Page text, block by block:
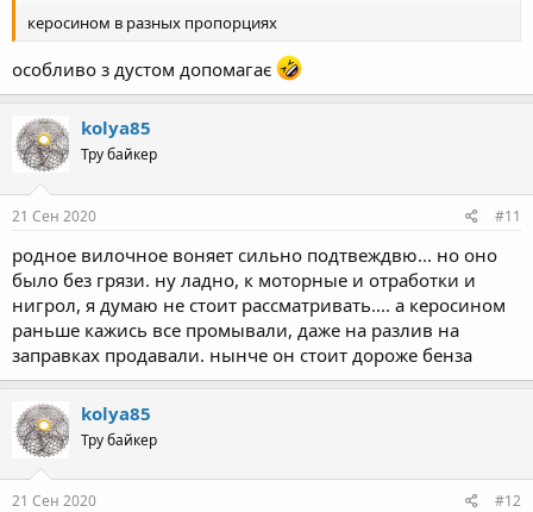
керосином в разных пропорциях
особливо з дустом допомагає
kolya85
Тру байкер
21 Сен 2020 #11
родное вилочное воняет сильно подтвеждвю... но оно
было без грязи. ну ладно, к моторные и отработки и
нигрол, я думаю не стоит рассматривать.... а керосином
раньше кажись все промывали, даже на разлив на
заправках продавали. нынче он стоит дороже бенза
kolya85
Тру байкер
21 Сен 2020 #12